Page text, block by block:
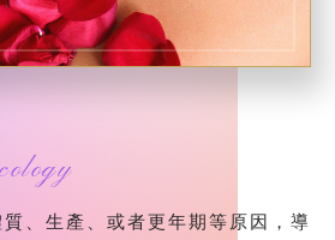
、生產、或者更年期等原因，導